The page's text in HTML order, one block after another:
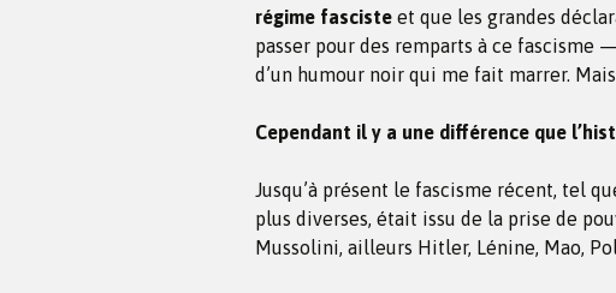
régime fasciste et que les grandes
passer pour des remparts à ce
d’un humour noir qui me fait marrer.
Cependant il y a une différence que
Jusqu’à présent le fascisme récent, tel
plus diverses, était issu de la prise de
Mussolini, ailleurs Hitler, Lénine, Mao,